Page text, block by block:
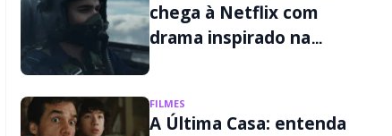
chega à Netflix com
drama inspirado na
FILMES
A Última Casa: entenda